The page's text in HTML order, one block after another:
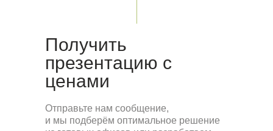
Получить
презентацию с
ценами
Отправьте нам сообщение,
и мы подберём оптимальное решение